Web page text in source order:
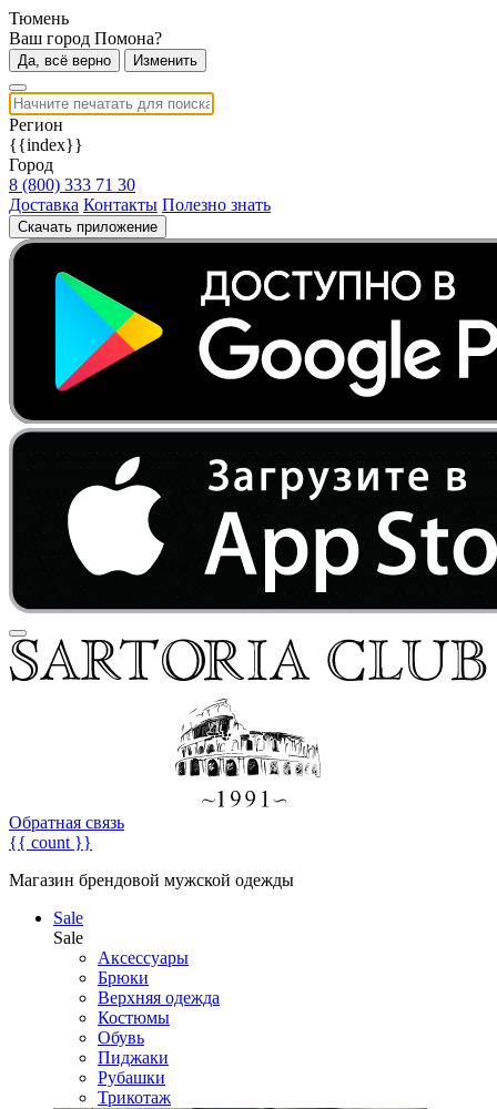
Тюмень
Ваш город Помона?
Да, всё верно Изменить
Регион
{{index}}
Город
8 (800) 333 71 30
Доставка Контакты Полезно знать
Скачать приложение
Обратная связь
{{ count }}
Магазин брендовой мужской одежды
Sale
Sale
Аксессуары
Брюки
Верхняя одежда
Костюмы
Обувь
Пиджаки
Рубашки
Трикотаж